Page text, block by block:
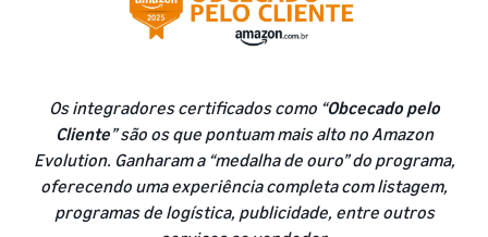
Os integradores certificados como “Obcecado pelo
Cliente” são os que pontuam mais alto no Amazon
Evolution. Ganharam a “medalha de ouro” do programa,
oferecendo uma experiência completa com listagem,
programas de logística, publicidade, entre outros